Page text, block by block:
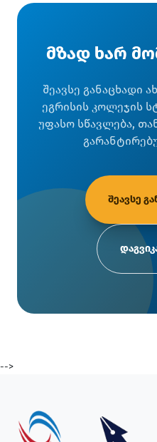
მზად ხარ
შეავსე განაცხადი
ეგრისის კოლეჯის
უფასო სწავლება,
შეავსე
-->